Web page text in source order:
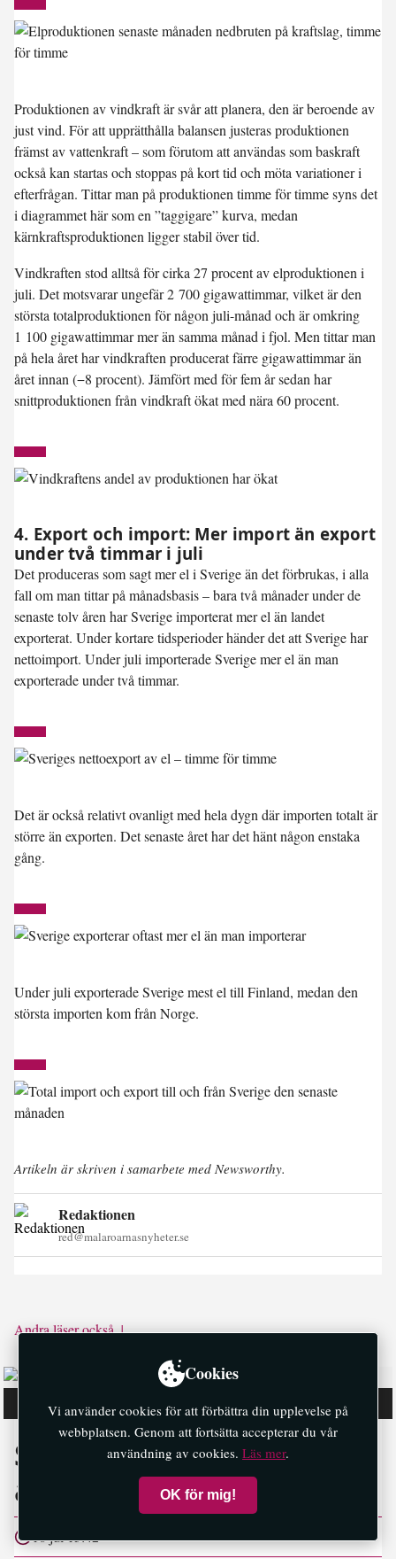
Produktionen av vindkraft är svår att planera, den är beroende av
just vind. För att upprätthålla balansen justeras produktionen
främst av vattenkraft – som förutom att användas som baskraft
också kan startas och stoppas på kort tid och möta variationer i
efterfrågan. Tittar man på produktionen timme för timme syns det
i diagrammet här som en ”taggigare” kurva, medan
kärnkraftsproduktionen ligger stabil över tid.
Vindkraften stod alltså för cirka 27 procent av elproduktionen i
juli. Det motsvarar ungefär 2 700 gigawattimmar, vilket är den
största totalproduktionen för någon juli-månad och är omkring
1 100 gigawattimmar mer än samma månad i fjol. Men tittar man
på hela året har vindkraften producerat färre gigawattimmar än
året innan (−8 procent). Jämfört med för fem år sedan har
snittproduktionen från vindkraft ökat med nära 60 procent.
4. Export och import: Mer import än export
under två timmar i juli
Det produceras som sagt mer el i Sverige än det förbrukas, i alla
fall om man tittar på månadsbasis – bara två månader under de
senaste tolv åren har Sverige importerat mer el än landet
exporterat. Under kortare tidsperioder händer det att Sverige har
nettoimport. Under juli importerade Sverige mer el än man
exporterade undertvå timmar.
Det är också relativt ovanligt med hela dygn där importen totalt är
större än exporten. Det senaste året har det hänt någon enstaka
gång.
Under juli exporterade Sverige mest el till Finland, medan den
största importen kom från Norge.
Artikeln är skriven i samarbete med Newsworthy.
Redaktionen
red@malaroarnasnyheter.se
Andra läser också ↓
(Foto: Peter Kroon, Arbetsförmedlingen)
Så många är långtids­
arbetslösa på Ekerö
16 jul 15:42
Cookies
Vi använder cookies för att förbättra din upplevelse på
webbplatsen. Genom att fortsätta accepterar du vår
användning av cookies. Läs mer.
OK för mig!